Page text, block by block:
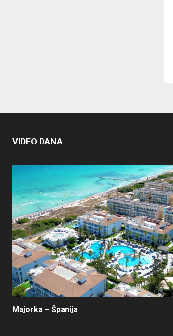
VIDEO DANA
Majorka – Španija